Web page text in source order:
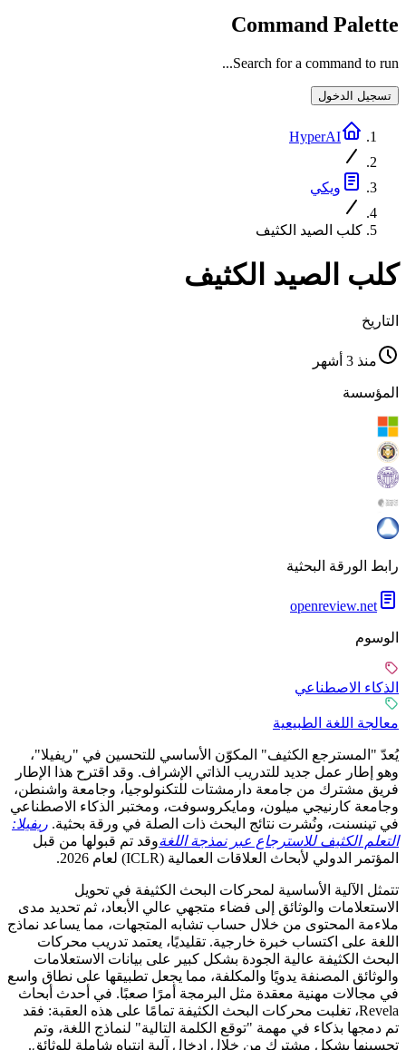
Command Palette
Search for a command to run...
تسجيل الدخول
HyperAI
ويكي
كلب الصيد الكثيف
كلب الصيد الكثيف
التاريخ
منذ 3 أشهر
المؤسسة
رابط الورقة البحثية
openreview.net
الوسوم
الذكاء الاصطناعي
معالجة اللغة الطبيعية
يُعدّ "المسترجع الكثيف" المكوّن الأساسي للتحسين في "ريفيلا"،
وهو إطار عمل جديد للتدريب الذاتي الإشراف. وقد اقترح هذا الإطار
فريق مشترك من جامعة دارمشتات للتكنولوجيا، وجامعة واشنطن،
وجامعة كارنيجي ميلون، ومايكروسوفت، ومختبر الذكاء الاصطناعي
في تينسنت، ونُشرت نتائج البحث ذات الصلة في ورقة بحثية. ريفيلا:
التعلم الكثيف للاسترجاع عبر نمذجة اللغةوقد تم قبولها من قبل
المؤتمر الدولي لأبحاث العلاقات العمالية (ICLR) لعام 2026.
تتمثل الآلية الأساسية لمحركات البحث الكثيفة في تحويل
الاستعلامات والوثائق إلى فضاء متجهي عالي الأبعاد، ثم تحديد مدى
ملاءمة المحتوى من خلال حساب تشابه المتجهات، مما يساعد نماذج
اللغة على اكتساب خبرة خارجية. تقليديًا، يعتمد تدريب محركات
البحث الكثيفة عالية الجودة بشكل كبير على بيانات الاستعلامات
والوثائق المصنفة يدويًا والمكلفة، مما يجعل تطبيقها على نطاق واسع
في مجالات مهنية معقدة مثل البرمجة أمرًا صعبًا. في أحدث أبحاث
Revela، تغلبت محركات البحث الكثيفة تمامًا على هذه العقبة: فقد
تم دمجها بذكاء في مهمة "توقع الكلمة التالية" لنماذج اللغة، وتم
تحسينها بشكل مشترك من خلال إدخال آلية انتباه شاملة للوثائق.